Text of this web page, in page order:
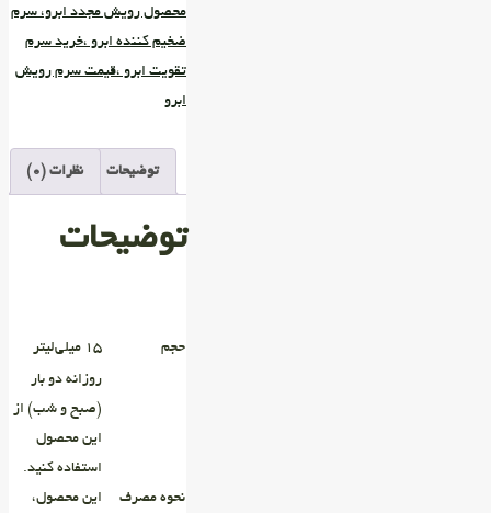
محصول رویش مجدد ابرو، سرم
ضخیم کننده ابرو ،خرید سرم
تقویت ابرو ،قیمت سرم رویش
ابرو
توضیحات نظرات (0)
توضیحات
حجم ۱۵ میلی‌لیتر
نحوه‌ مصرف
روزانه دو بار
(صبح و شب) از
این محصول
استفاده کنید.
این محصول،